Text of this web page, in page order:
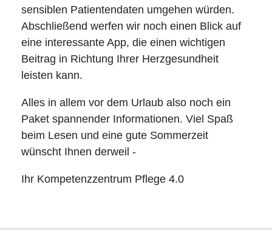
sensiblen Patientendaten umgehen würden.
Abschließend werfen wir noch einen Blick auf
eine interessante App, die einen wichtigen
Beitrag in Richtung Ihrer Herzgesundheit
leisten kann.
Alles in allem vor dem Urlaub also noch ein
Paket spannender Informationen. Viel Spaß
beim Lesen und eine gute Sommerzeit
wünscht Ihnen derweil -
Ihr Kompetenzzentrum Pflege 4.0